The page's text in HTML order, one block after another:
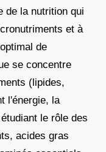
de la nutrition qui
et à
de
se concentre
(lipides,
l'énergie, la
le rôle des
acides gras